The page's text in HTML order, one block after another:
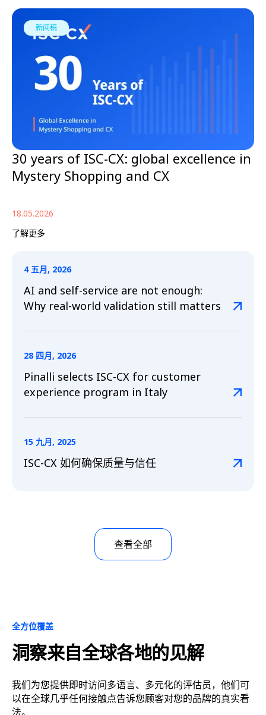
新闻稿
30 years of ISC-CX: global excellence in
Mystery Shopping and CX
18.05.2026
了解更多
4 五月, 2026
AI and self-service are not enough:
Why real-world validation still matters
28 四月, 2026
Pinalli selects ISC-CX for customer
experience program in Italy
15 九月, 2025
ISC-CX 如何确保质量与信任
查看全部
全方位覆盖
洞察来自全球各地的见解
我们为您提供即时访问多语言、多元化的评估员，他们可
以在全球几乎任何接触点告诉您顾客对您的品牌的真实看
法。